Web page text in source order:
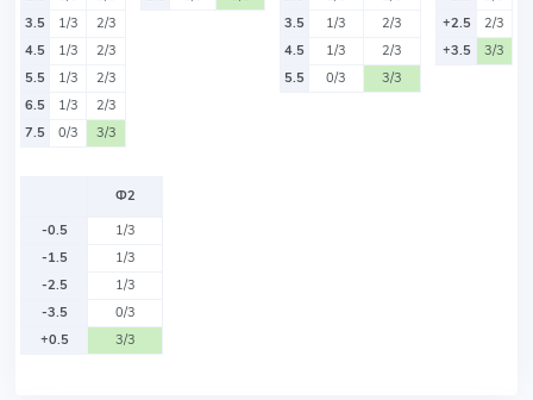
3.5
1/3
2/3
4.5
1/3
2/3
5.5
1/3
2/3
6.5
1/3
2/3
7.5
0/3 3/3
3.5
1/3
2/3
4.5
1/3
2/3
5.5
0/3 3/3
+2.5
2/3
+3.5
3/3
Ф2
-0.5
1/3
-1.5
1/3
-2.5
1/3
-3.5
0/3
+0.5
3/3